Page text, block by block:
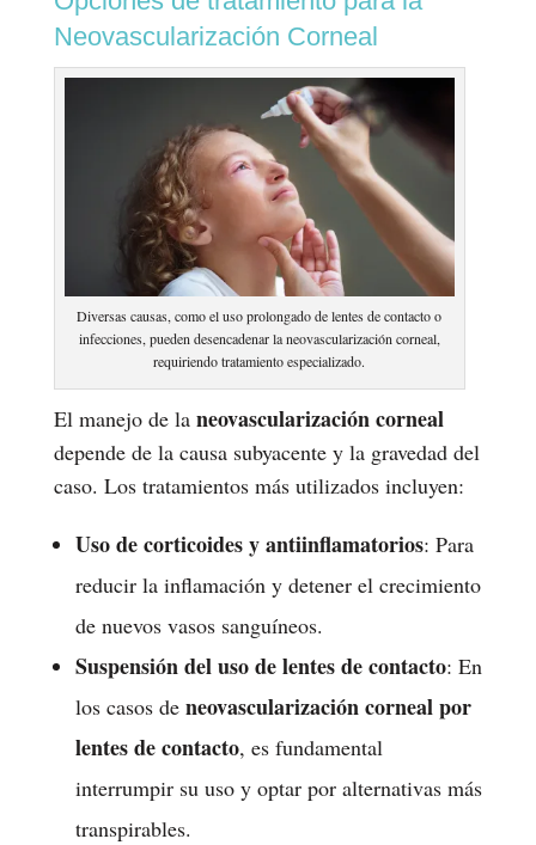
Neovascularización Corneal
Diversas causas, como el uso prolongado de lentes de contacto o
infecciones, pueden desencadenar la neovascularización corneal,
requiriendo tratamiento especializado.
El manejo de la neovascularización corneal
depende de la causa subyacente y la gravedad del
caso. Los tratamientos más utilizados incluyen:
Uso de corticoides y antiinflamatorios: Para
reducir la inflamación y detener el crecimiento
de nuevos vasos sanguíneos.
Suspensión del uso de lentes de contacto: En
los casos de neovascularización corneal por
lentes de contacto, es fundamental
interrumpir su uso y optar por alternativas más
transpirables.